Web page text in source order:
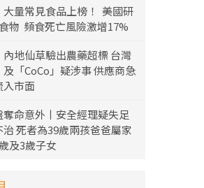
大量常見食品上榜！ 美國研
物 頻食死亡風險激增17%
內地仙草驗出農藥超標 台灣
及「CoCo」疑涉事 供應商急
入市面
奪命意外丨安全經理疑失足
死者為39歲兩孩爸爸屬家
及3歲子女